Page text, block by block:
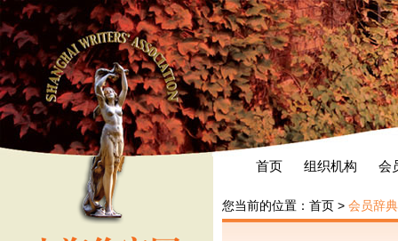
首页 组织机构 会
您当前的位置： 首页 > 会员辞典